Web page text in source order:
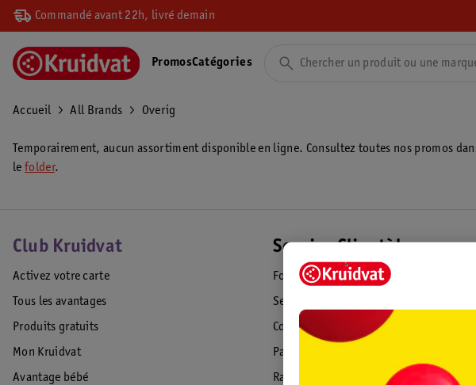
Commandé avant 22h, livré demain
PromosCatégories
Accueil All Brands Overig
Temporairement, aucun assortiment disponible en ligne. Consultez toutes nos promos
le folder.
Club Kruidvat
Activez votre carte
Tous les avantages
Produits gratuits
Mon Kruidvat
Avantage bébé
Service Clientèle
Foire aux questions
Service Clientèle
Commande & Livraison
Paiement
Rappel & Retour